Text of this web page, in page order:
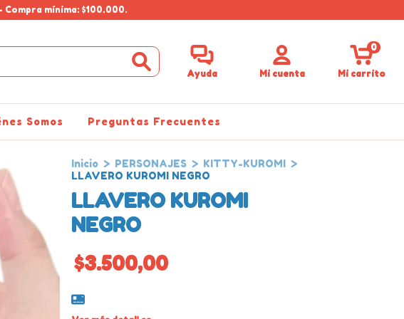
mínima: $100.000.
Ayuda Mi cuenta Mi carrito
0
Somos Preguntas Frecuentes
Inicio > PERSONAJES > KITTY-KUROMI >
LLAVERO KUROMI NEGRO
LLAVERO KUROMI
NEGRO
$3.500,00